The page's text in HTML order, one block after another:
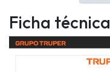
Ficha técnica